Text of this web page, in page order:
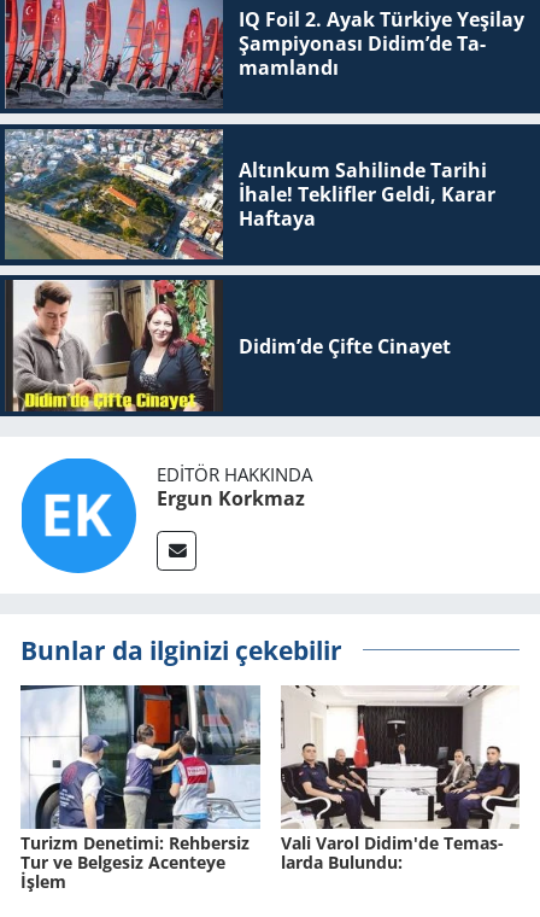
IQ Foil 2. Ayak Tür­ki­ye Ye­şi­lay
Şam­pi­yo­na­sı Didim’de Ta­
mam­lan­dı
Altınkum Sahilinde Tarihi
İhale! Teklifler Geldi, Karar
Haftaya
Didim’de Çifte Ci­na­yet
EDITÖR HAKKINDA
Ergun Korkmaz
Bunlar da ilginizi çekebilir
Tu­rizm De­ne­ti­mi: Reh­ber­siz
Tur ve Bel­ge­siz Acen­te­ye
İşlem
Vali Varol Didim'de Te­mas­
lar­da Bu­lun­du: